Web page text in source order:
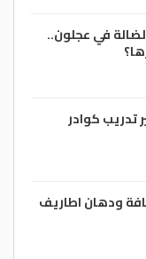
في عجلون..
تدريب كوادر
ودهان اطاريف